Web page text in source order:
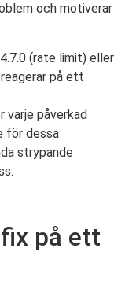
och motiverar
(rate limit) eller
på ett
påverkad
för dessa
strypande
på ett